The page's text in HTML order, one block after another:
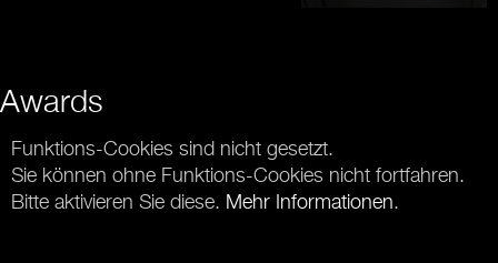
Awards
Funktions-Cookies sind nicht gesetzt.
Sie können ohne Funktions-Cookies nicht fortfahren.
Bitte aktivieren Sie diese. Mehr Informationen.